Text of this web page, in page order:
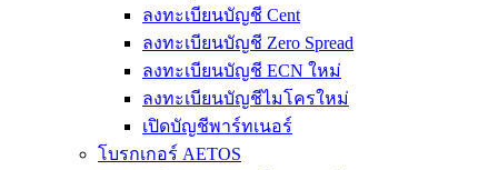
ลงทะเบียนบัญชี Cent
ลงทะเบียนบัญชี Zero Spread
ลงทะเบียนบัญชี ECN ใหม่
ลงทะเบียนบัญชีไมโครใหม่
เปิดบัญชีพาร์ทเนอร์
โบรกเกอร์ AETOS